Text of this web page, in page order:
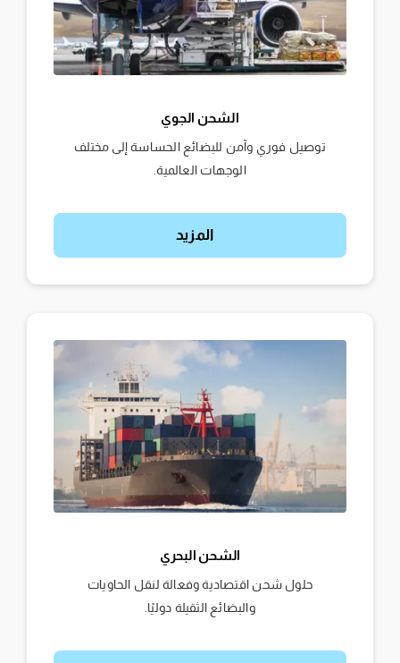
الشحن الجوي
توصيل فوري وآمن للبضائع الحساسة إلى مختلف
الوجهات العالمية.
المزيد
الشحن البحري
حلول شحن اقتصادية وفعالة لنقل الحاويات
والبضائع الثقيلة دوليًا.